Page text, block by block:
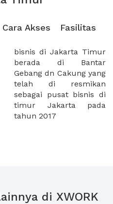
Cara Akses Fasilitas
tahun 2017
di XWORK